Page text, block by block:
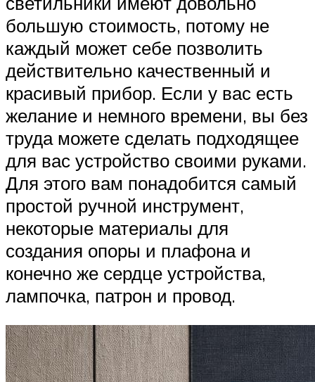
большую стоимость, потому не
каждый может себе позволить
действительно качественный и
красивый прибор. Если у вас есть
желание и немного времени, вы без
труда можете сделать подходящее
для вас устройство своими руками.
Для этого вам понадобится самый
простой ручной инструмент,
некоторые материалы для
создания опоры и плафона и
конечно же сердце устройства,
лампочка, патрон и провод.